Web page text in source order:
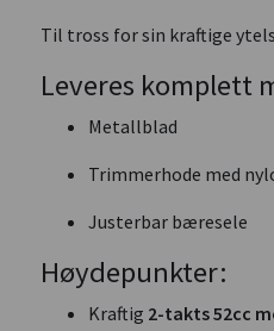
Til tross for sin kraftige
Leveres komplett
Metallblad
Trimmerhode med
Justerbar bæresele
Høydepunkter:
Kraftig 2-takts 52cc